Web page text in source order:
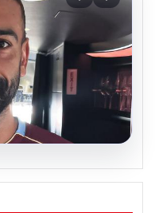
Salah,